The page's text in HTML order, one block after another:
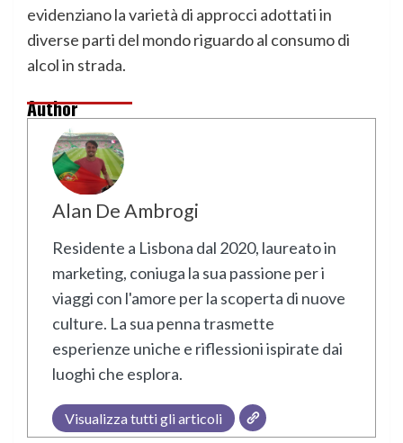
evidenziano la varietà di approcci adottati in
diverse parti del mondo riguardo al consumo di
alcol in strada.
Author
Alan De Ambrogi
Residente a Lisbona dal 2020, laureato in
marketing, coniuga la sua passione per i
viaggi con l'amore per la scoperta di nuove
culture. La sua penna trasmette
esperienze uniche e riflessioni ispirate dai
luoghi che esplora.
Visualizza tutti gli articoli